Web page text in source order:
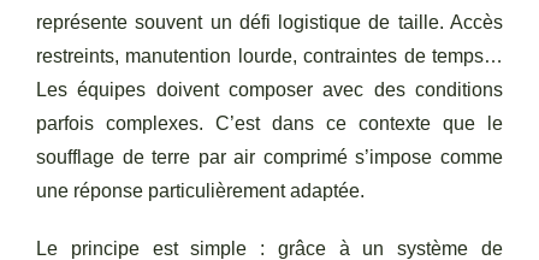
représente souvent un défi logistique de taille. Accès
restreints, manutention lourde, contraintes de temps…
Les équipes doivent composer avec des conditions
parfois complexes. C’est dans ce contexte que le
soufflage de terre par air comprimé s’impose comme
une réponse particulièrement adaptée.
Le principe est simple : grâce à un système de